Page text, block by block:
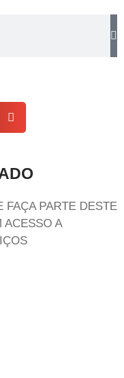
FAÇA PARTE DESTE
ACESSO A